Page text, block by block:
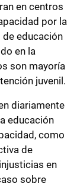
en centros
por la
educación
en la
son mayoría
juvenil.
diariamente
educación
como
de
en
sobre